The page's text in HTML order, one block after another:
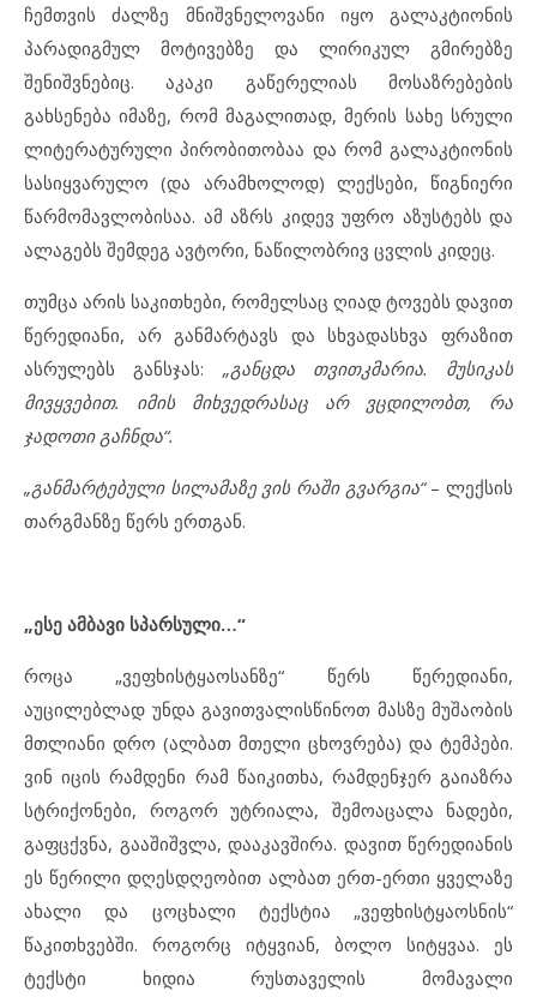
ჩემთვის ძალზე მნიშვნელოვანი იყო გალაკტიონის
პარადიგმულ მოტივებზე და ლირიკულ გმირებზე
შენიშვნებიც. აკაკი გაწერელიას მოსაზრებების
გახსენება იმაზე, რომ მაგალითად, მერის სახე სრული
ლიტერატურული პირობითობაა და რომ გალაკტიონის
სასიყვარულო (და არამხოლოდ) ლექსები, წიგნიერი
წარმომავლობისაა. ამ აზრს კიდევ უფრო აზუსტებს და
ალაგებს შემდეგ ავტორი, ნაწილობრივ ცვლის კიდეც.
თუმცა არის საკითხები, რომელსაც ღიად ტოვებს დავით
წერედიანი, არ განმარტავს და სხვადასხვა ფრაზით
ასრულებს განსჯას: „განცდა თვითკმარია. მუსიკას
მივყვებით. იმის მიხვედრასაც არ ვცდილობთ, რა
ჯადოთი გაჩნდა“.
„განმარტებული სილამაზე ვის რაში გვარგია“– ლექსის
თარგმანზე წერს ერთგან.
„ესე ამბავი სპარსული…“
როცა „ვეფხისტყაოსანზე“ წერს წერედიანი,
აუცილებლად უნდა გავითვალისწინოთ მასზე მუშაობის
მთლიანი დრო (ალბათ მთელი ცხოვრება) და ტემპები.
ვინ იცის რამდენი რამ წაიკითხა, რამდენჯერ გაიაზრა
სტრიქონები, როგორ უტრიალა, შემოაცალა ნადები,
გაფცქვნა, გააშიშვლა, დააკავშირა. დავით წერედიანის
ეს წერილი დღესდღეობით ალბათ ერთ-ერთი ყველაზე
ახალი და ცოცხალი ტექსტია „ვეფხისტყაოსნის“
წაკითხვებში. როგორც იტყვიან, ბოლო სიტყვაა. ეს
ტექსტი ხიდია რუსთაველის მომავალი